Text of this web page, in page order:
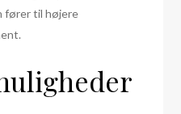
fører til højere